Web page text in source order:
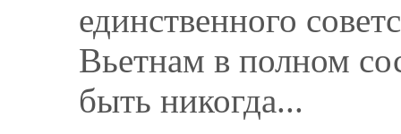
единственного
Вьетнам в полном
быть никогда...